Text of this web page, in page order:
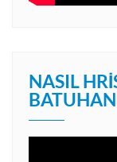
NASIL
BATUHAN